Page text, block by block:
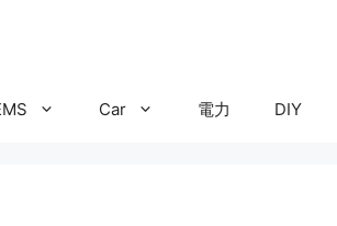
Car 電力 DIY